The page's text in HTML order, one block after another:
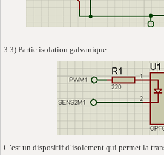
3.3) Partie isolation galvanique :
C’est un dispositif d’isolement qui permet la